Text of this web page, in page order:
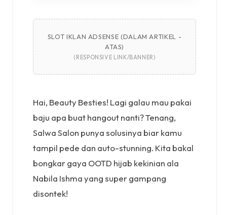
SLOT IKLAN ADSENSE (DALAM ARTIKEL -
ATAS)
(RESPONSIVE LINK/BANNER)
Hai, Beauty Besties! Lagi galau mau pakai
baju apa buat hangout nanti? Tenang,
Salwa Salon punya solusinya biar kamu
tampil pede dan auto-stunning. Kita bakal
bongkar gaya OOTD hijab kekinian ala
Nabila Ishma yang super gampang
disontek!